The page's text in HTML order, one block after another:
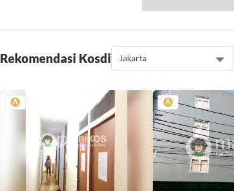
Rekomendasi Kosdi